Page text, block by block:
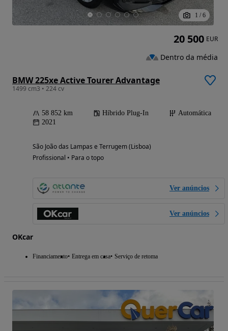
1 / 6
BMW 225xe Active Tourer Advantage
1499 cm3 • 224 cv
58 852 km Híbrido Plug-In
Automática
2021
São João das Lampas e Terrugem (Lisboa)
Profissional • Para o topo
Ver anúncios
Ver anúncios
OKcar
Financiamento Entrega em casa Serviço de retoma
20 500 EUR
Dentro da média